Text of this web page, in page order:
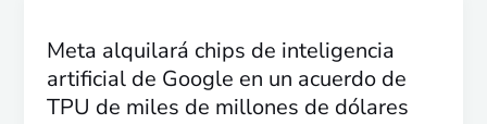
Meta alquilará chips de inteligencia
artificial de Google en un acuerdo de
TPU de miles de millones de dólares
chips
de
inteligencia